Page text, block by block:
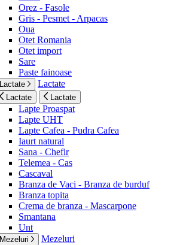
Orez - Fasole
Gris - Pesmet - Arpacas
Oua
Otet Romania
Otet import
Sare
Paste fainoase
Lactate Lactate
Lactate Lactate
Lapte Proaspat
Lapte UHT
Lapte Cafea - Pudra Cafea
Iaurt natural
Sana - Chefir
Telemea - Cas
Cascaval
Branza de Vaci - Branza de burduf
Branza topita
Crema de branza - Mascarpone
Smantana
Unt
Mezeluri Mezeluri